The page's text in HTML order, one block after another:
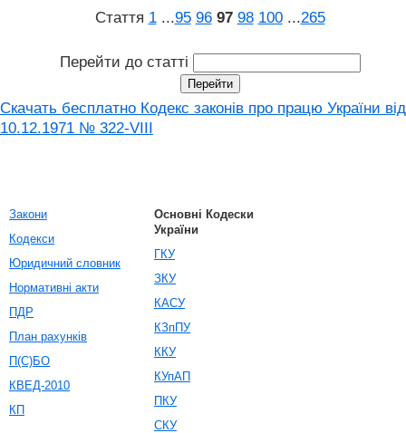
Стаття 1 ...95 96 97 98 100 ...265
Перейти до статті
Скачать бесплатно Кодекс законів про працю України від
10.12.1971 № 322-VIII
Закони
Кодекси
Юридичний словник
Нормативні акти
ПДР
План рахунків
П(С)БО
КВЕД-2010
КП
Основні Кодески
України
ГКУ
ЗКУ
КАСУ
КЗпПУ
ККУ
КУпАП
ПКУ
СКУ